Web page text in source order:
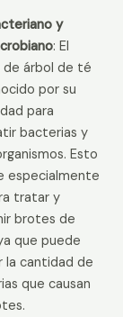
y
: El
árbol de té
por su
para
bacterias y
Esto
especialmente
tratar y
brotes de
que puede
la cantidad de
que causan